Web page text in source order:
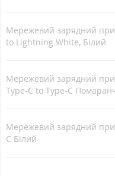
Мережевий зарядний
to Lightning White, Білий
Мережевий зарядний
Type-C to Type-C
Мережевий зарядний
C Білий